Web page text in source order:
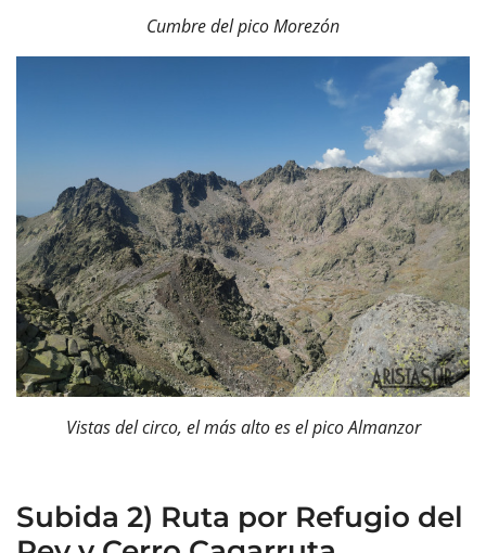
Cumbre del pico Morezón
Vistas del circo, el más alto es el pico Almanzor
Subida 2) Ruta por Refugio del